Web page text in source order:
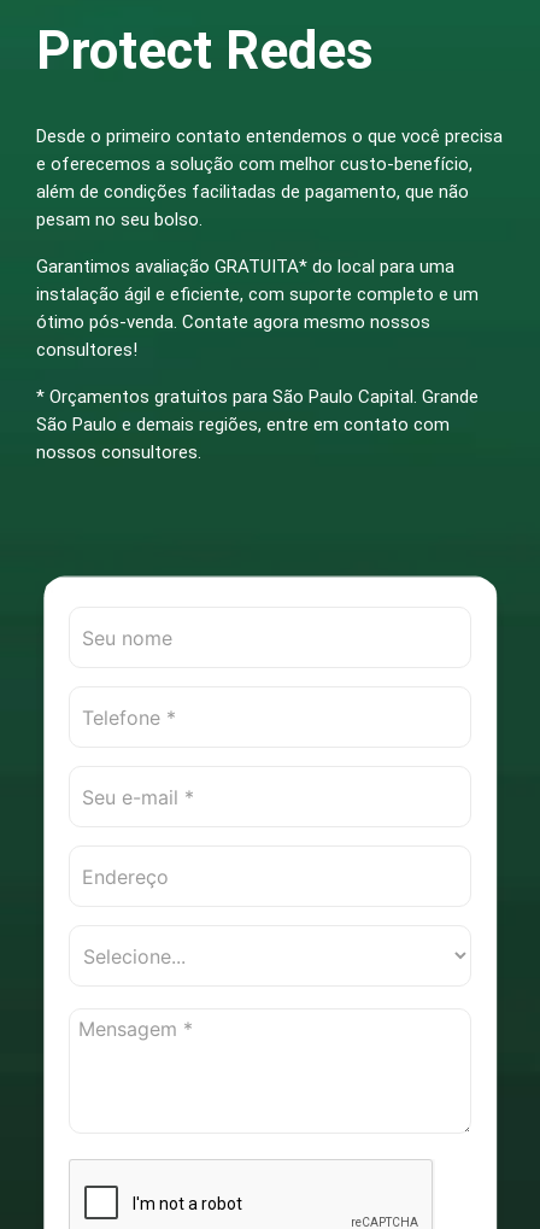
Protect Redes
Desde o primeiro contato entendemos o que você precisa
e oferecemos a solução com melhor custo-benefício,
além de condições facilitadas de pagamento, que não
pesam no seu bolso.
Garantimos avaliação GRATUITA* do local para uma
instalação ágil e eficiente, com suporte completo e um
ótimo pós-venda. Contate agora mesmo nossos
consultores!
* Orçamentos gratuitos para São Paulo Capital. Grande
São Paulo e demais regiões, entre em contato com
nossos consultores.